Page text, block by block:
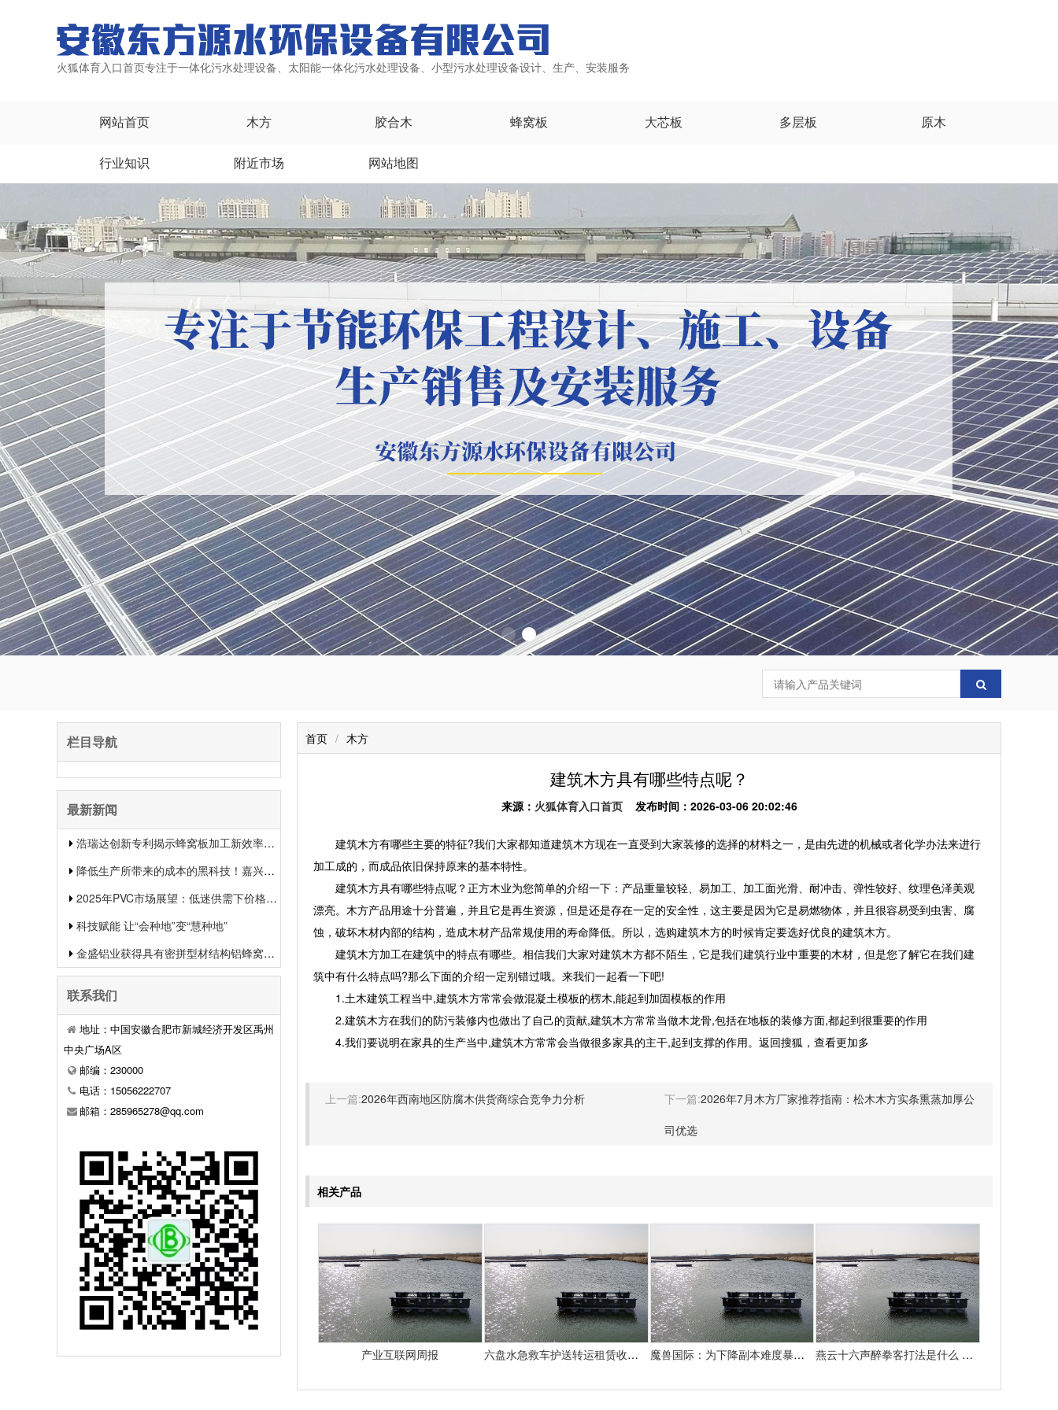
火狐体育入口首页专注于一体化污水处理设备、太阳能一体化污水处理设备、小型污水处理设备设计、生产、安装服务
网站首页 木方 胶合木 蜂窝板 大芯板 多层板 原木
行业知识 附近市场 网站地图
栏目导航
最新新闻
浩瑞达创新专利揭示蜂窝板加工新效率提升行业竞争力
降低生产所带来的成本的黑科技！嘉兴中集新材料的生物质蜂窝板专利申报引发热议
2025年PVC市场展望：低迷供需下价格或将下滑
科技赋能 让“会种地”变“慧种地”
金盛铝业获得具有密拼型材结构铝蜂窝板专利有用提升了装置功率和装置质量
联系我们
地址：中国安徽合肥市新城经济开发区禹州
中央广场A区
邮编：230000
电话：15056222707
邮箱：285965278@qq.com
首页 / 木方
建筑木方具有哪些特点呢？
来源： 火狐体育入口首页发布时间：2026-03-06 20:02:46
建筑木方有哪些主要的特征?我们大家都知道建筑木方现在一直受到大家装修的选择的材料之一，是由先进的机械或者化学办法来进行
加工成的，而成品依旧保持原来的基本特性。
建筑木方具有哪些特点呢？正方木业为您简单的介绍一下：产品重量较轻、易加工、加工面光滑、耐冲击、弹性较好、纹理色泽美观
漂亮。木方产品用途十分普遍，并且它是再生资源，但是还是存在一定的安全性，这主要是因为它是易燃物体，并且很容易受到虫害、腐
蚀，破坏木材内部的结构，造成木材产品常规使用的寿命降低。所以，选购建筑木方的时候肯定要选好优良的建筑木方。
建筑木方加工在建筑中的特点有哪些。相信我们大家对建筑木方都不陌生，它是我们建筑行业中重要的木材，但是您了解它在我们建
筑中有什么特点吗?那么下面的介绍一定别错过哦。来我们一起看一下吧!
1.土木建筑工程当中,建筑木方常常会做混凝土模板的楞木,能起到加固模板的作用
2.建筑木方在我们的防污装修内也做出了自己的贡献,建筑木方常常当做木龙骨,包括在地板的装修方面,都起到很重要的作用
4.我们要说明在家具的生产当中,建筑木方常常会当做很多家具的主干,起到支撑的作用。返回搜狐，查看更加多
上一篇:2026年西南地区防腐木供货商综合竞争力分析 下一篇:2026年7月木方厂家推荐指南：松木木方实条熏蒸加厚公
司优选
相关产品
产业互联网周报 六盘水急救车护送转运租赁收费价目表-正规救护车出租最新排名一览 魔兽国际：为下降副本难度暴雪决议添加怪物50%血量 燕云十六声醉拳客打法是什么 悄悄告知你燕云十六声怎样打醉拳客